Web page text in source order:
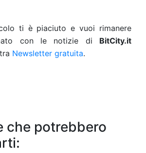
ti è piaciuto e vuoi rimanere
con le notizie di BitCity.it
Newsletter gratuita.
che potrebbero